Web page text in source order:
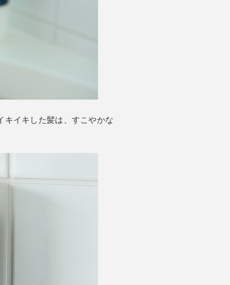
イキした髪は、すこやかな